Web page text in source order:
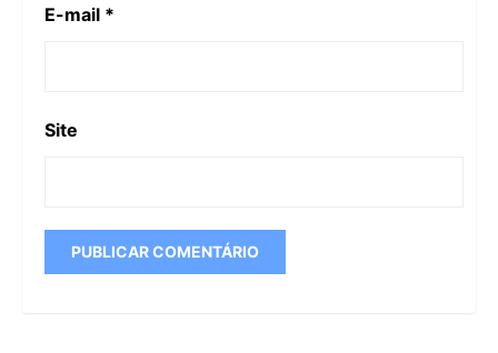
E-mail *
Site